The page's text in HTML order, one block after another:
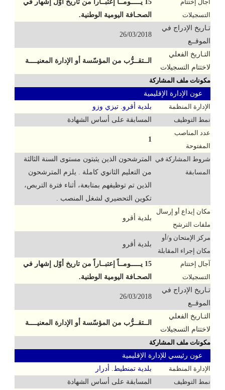
آجال إختتام
التسجيلات
15 يـــــومــاً إعتبــاراً من تاريخ أوّل إشهار في
الصحـافة اليومية الوطنية.
تـاريخ الإدراج في
الموقــع
26/03/2018
التـاريخ الفعلي
لاختتام التسجيلات
الــتقــرُّب من المؤسّسة أو الإدارة المعنيــــة
مكونات ملف المشاركة
عون الإدارة الإقليمية
الإدارة المنظمة
بلدية أقرو. تيزي وزو
نمط التوظيف
المسابقة على أساس الشهادة
عدد المناصب
المفتوحة
1
شروط المشاركة في
المسابقة
المترشحون الذين يثبتون مستوى السنة الثالثة
من التعليم الثانوي كاملة . يلزم المترشحون
الذين تم توظيفهم بمتابعة، أثناء فترة التربص،
تكوين التحضيري لشغل المنصب .
مكان إيداع أو إرسال
ملفات الترشح
بلدية أقرو
مركز الإمتحان و/أو
مكان إجراء المقابلة
بلدية أقرو
آجال إختتام
التسجيلات
15 يـــــومــاً إعتبــاراً من تاريخ أوّل إشهار في
الصحـافة اليومية الوطنية.
تـاريخ الإدراج في
الموقــع
26/03/2018
التـاريخ الفعلي
لاختتام التسجيلات
الــتقــرُّب من المؤسّسة أو الإدارة المعنيــــة
مكونات ملف المشاركة
عون رئيسي للإدارة الإقليمية
الإدارة المنظمة
بلدية تمنطيط. أدرار
نمط التوظيف
المسابقة على أساس الشهادة